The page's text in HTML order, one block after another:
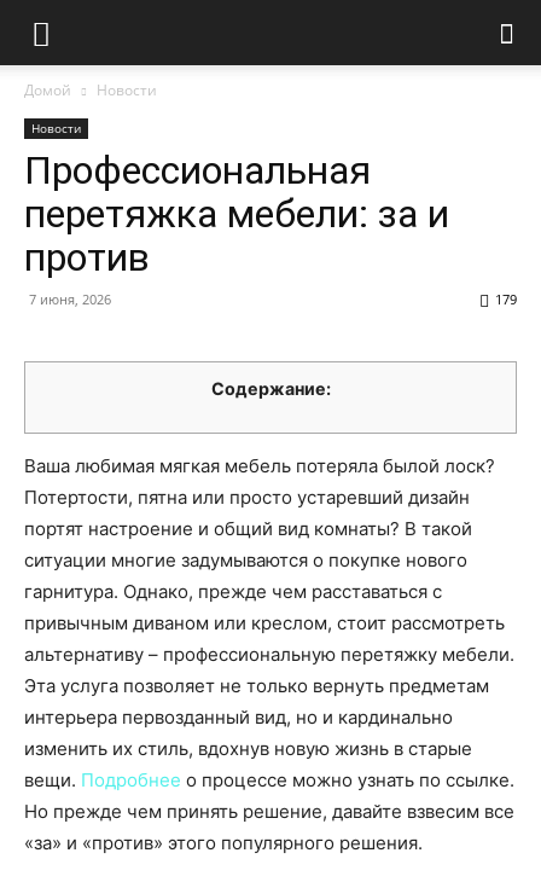
Домой Новости
Новости
Профессиональная
перетяжка мебели: за и
против
7 июня, 2026 179
Содержание:
Ваша любимая мягкая мебель потеряла былой лоск?
Потертости, пятна или просто устаревший дизайн
портят настроение и общий вид комнаты? В такой
ситуации многие задумываются о покупке нового
гарнитура. Однако, прежде чем расставаться с
привычным диваном или креслом, стоит рассмотреть
альтернативу – профессиональную перетяжку мебели.
Эта услуга позволяет не только вернуть предметам
интерьера первозданный вид, но и кардинально
изменить их стиль, вдохнув новую жизнь в старые
вещи. Подробнее о процессе можно узнать по ссылке.
Но прежде чем принять решение, давайте взвесим все
«за» и «против» этого популярного решения.